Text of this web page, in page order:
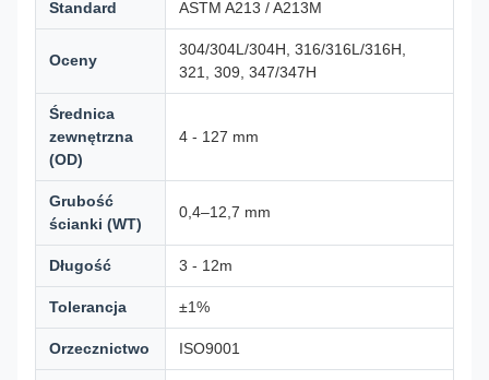
Standard ASTM A213 / A213M
Oceny
304/304L/304H, 316/316L/316H,
321, 309, 347/347H
Średnica
zewnętrzna
(OD)
4 - 127 mm
Grubość
ścianki (WT)
0,4–12,7 mm
Długość 3 - 12m
Tolerancja ±1%
Orzecznictwo ISO9001